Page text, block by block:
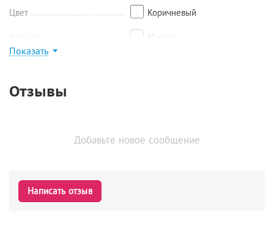
Цвет Коричневый
Мишки
Показать
Отзывы
Добавьте новое сообщение
Написать отзыв